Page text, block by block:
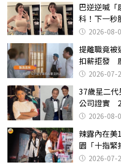
巴逆逆喊「
科！下一秒
天龍2026-08-
提離職竟被
扣薪拒發
2026-07-
37歲星二
公司證實
2026-08-
辣露內在美
園「十指
曝光2026-07-